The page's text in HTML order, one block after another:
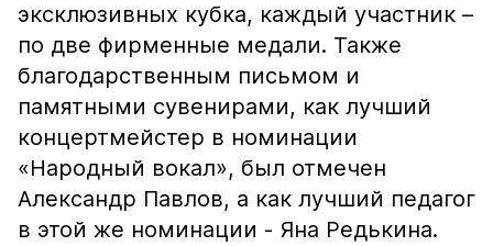
эксклюзивных кубка, каждый участник –
по две фирменные медали. Также
благодарственным письмом и
памятными сувенирами, как лучший
концертмейстер в номинации
«Народный вокал», был отмечен
Александр Павлов, а как лучший педагог
в этой же номинации - Яна Редькина.